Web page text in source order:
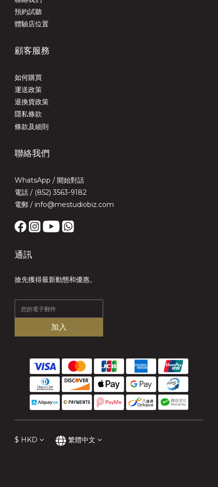
預約試聽
體驗店位置
顧客服務
如何購買
運送政策
退換貨政策
隱私條款
條款及細則
聯絡我們
WhatsApp / 開始對話
電話 / (852) 3563-9182
電郵 / info@mestudiobiz.com
通訊
搶先獲得最新動態和優惠。
加入
$ HKD 繁體中文